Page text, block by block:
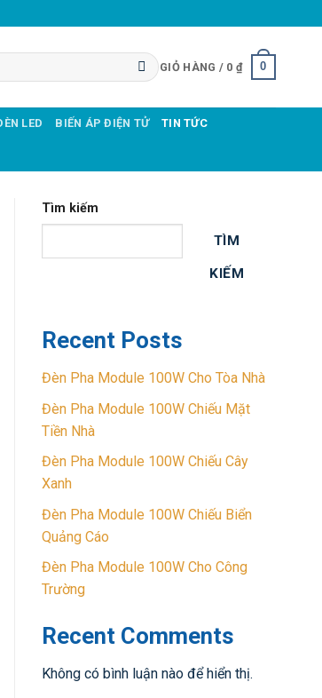
GIỎ HÀNG / 0 ₫ 0
LED BIẾN ÁP ĐIỆN TỬ TIN TỨC
Tìm kiếm
TÌM
KIẾM
Recent Posts
Đèn Pha Module 100W Cho Tòa Nhà
Đèn Pha Module 100W Chiếu Mặt
Tiền Nhà
Đèn Pha Module 100W Chiếu Cây
Xanh
Đèn Pha Module 100W Chiếu Biển
Quảng Cáo
Đèn Pha Module 100W Cho Công
Trường
Recent Comments
Không có bình luận nào để hiển thị.